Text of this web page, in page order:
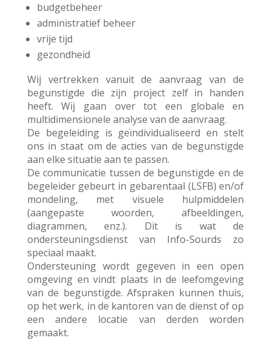
budgetbeheer
administratief beheer
vrije tijd
gezondheid
Wij vertrekken vanuit de aanvraag van de
begunstigde die zijn project zelf in handen
heeft. Wij gaan over tot een globale en
multidimensionele analyse van de aanvraag.
De begeleiding is geïndividualiseerd en stelt
ons in staat om de acties van de begunstigde
aan elke situatie aan te passen.
De communicatie tussen de begunstigde en de
begeleider gebeurt in gebarentaal (LSFB) en/of
mondeling, met visuele hulpmiddelen
(aangepaste woorden, afbeeldingen,
diagrammen, enz.). Dit is wat de
ondersteuningsdienst van Info-Sourds zo
speciaal maakt.
Ondersteuning wordt gegeven in een open
omgeving en vindt plaats in de leefomgeving
van de begunstigde. Afspraken kunnen thuis,
op het werk, in de kantoren van de dienst of op
een andere locatie van derden worden
gemaakt.